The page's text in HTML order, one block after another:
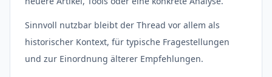
Sinnvoll nutzbar bleibt der Thread vor allem als
historischer Kontext, für typische Fragestellungen
und zur Einordnung älterer Empfehlungen.